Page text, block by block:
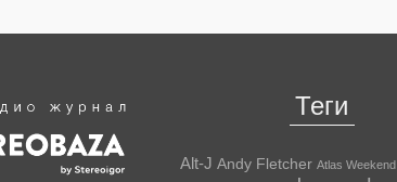
Теги
Alt-J Andy Fletcher Atlas Weekend